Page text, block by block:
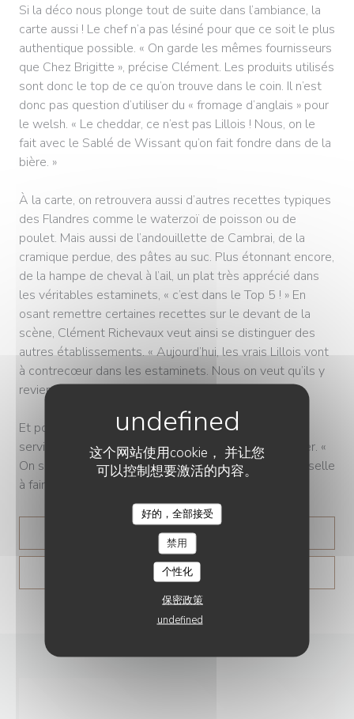
这个网站使用cookie， 并让您
可以控制想要激活的内容。
好的，全部接受
禁用
个性化
保密政策
undefined
Si la déco nous plonge tout de suite dans l’ambiance, la
carte aussi ! Le chef n’a pas lésiné pour que ce soit le plus
authentique possible. « On garde les mêmes fournisseurs
que Chez Brigitte », précise Clément. Les produits utilisés
sont donc le top de ce qu’on trouve dans le coin. Il n’est
donc pas question d’utiliser du « fromage d’anglais » pour
le welsh. « Le cheddar, ce n’est pas Lillois ! Nous, on le
fait avec le Sablé de Wissant qu’on fait fondre dans de la
bière. »
À la carte, on retrouvera aussi d’autres recettes typiques
des Flandres comme le waterzoï de poisson ou de
poulet. Mais aussi de l’andouillette de Cambrai, de la
cramique perdue, des pâtes au suc. Plus étonnant encore,
de la hampe de cheval à l’ail, un plat très apprécié dans
les véritables estaminets, « c’est dans le Top 5 ! » En
osant remettre certaines recettes sur le devant de la
scène, Clément Richevaux veut ainsi se distinguer des
autres établissements. « Aujourd’hui, les vrais Lillois vont
à contrecœur dans les estaminets. Nous on veut qu’ils y
reviennent avec plaisir. »
Et pour y passer du bon temps, quoi de mieux qu’un
service « sans chichi », avec un bol ed’ frites à partager. «
On sera comme à la maison, sauf qu’on n’a pas la vaisselle
à faire », lance le chef.
阅读文章((在新窗口中打开))
查看媒体文章